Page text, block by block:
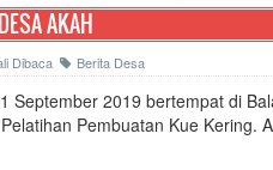
AKAH
Dibaca Berita Desa
September 2019 bertempat di
Pembuatan Kue Kering.